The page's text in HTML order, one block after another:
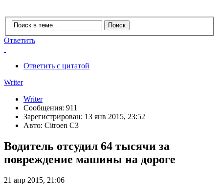
Ответить
Ответить с цитатой
Writer
Writer
Сообщения: 911
Зарегистрирован: 13 янв 2015, 23:52
Авто: Citroen C3
Водитель отсудил 64 тысячи за
повреждение машины на дороге
21 апр 2015, 21:06